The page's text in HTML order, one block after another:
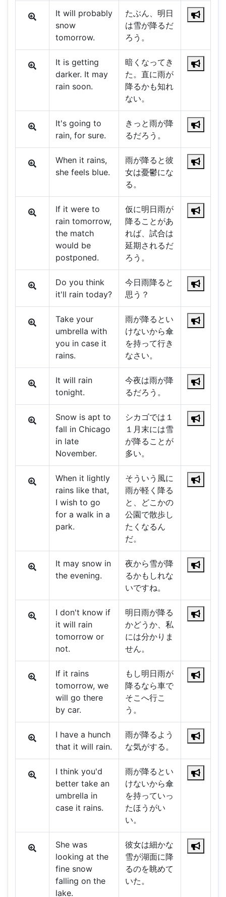
It will probably
snow
tomorrow.
たぶん、明日
は雪が降るだ
ろう。
It is getting
darker. It may
rain soon.
暗くなってき
た。直に雨が
降るかも知れ
ない。
It's going to
rain, for sure.
きっと雨が降
るだろう。
When it rains,
she feels blue.
雨が降ると彼
女は憂鬱にな
る。
If it were to
rain tomorrow,
the match
would be
postponed.
仮に明日雨が
降ることがあ
れば、試合は
延期されるだ
ろう。
Do you think
it'll rain today?
今日雨降ると
思う？
Take your
umbrella with
you in case it
rains.
雨が降るとい
けないから傘
を持って行き
なさい。
It will rain
tonight.
今夜は雨が降
るだろう。
Snow is apt to
fall in Chicago
in late
November.
シカゴでは１
１月末には雪
が降ることが
多い。
When it lightly
rains like that,
I wish to go
for a walk in a
park.
そういう風に
雨が軽く降る
と、どこかの
公園で散歩し
たくなるん
だ。
It may snow in
the evening.
夜から雪が降
るかもしれな
いですね。
I don't know if
it will rain
tomorrow or
not.
明日雨が降る
かどうか、私
には分かりま
せん。
If it rains
tomorrow, we
will go there
by car.
もし明日雨が
降るなら車で
そこへ行こ
う。
I have a hunch
that it will rain.
雨が降るよう
な気がする。
I think you'd
better take an
umbrella in
case it rains.
雨が降るとい
けないから傘
を持っていっ
たほうがい
い。
She was
looking at the
fine snow
falling on the
lake.
彼女は細かな
雪が湖面に降
るのを眺めて
いた。